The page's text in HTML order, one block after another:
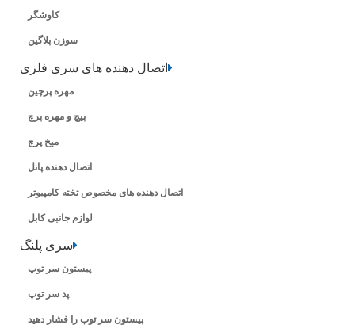
کاوشگر
سوزن پلاگین
اتصال دهنده های سری فلزی
مهره پرچین
پیچ و مهره پرچ
میخ پرچ
اتصال دهنده پانل
اتصال دهنده های مخصوص تخته کامپیوتر
لوازم جانبی کابل
سری پلنگ
پیستون سر توپ
پد سر توپ
پیستون سر توپ را فشار دهید